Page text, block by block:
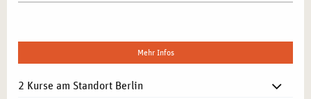
Mehr Infos
2 Kurse am Standort Berlin